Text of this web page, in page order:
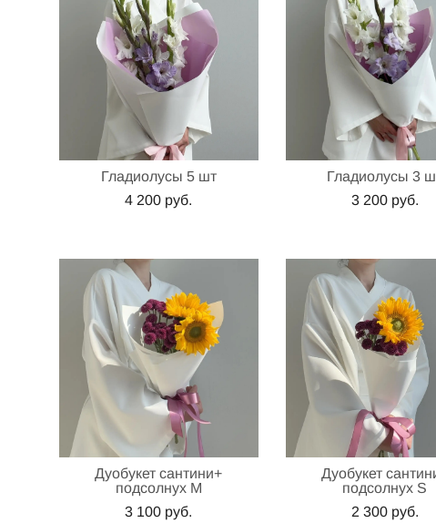
Гладиолусы 5 шт
4 200 pуб.
Гладиолусы 3
3 200 pуб.
Дуобукет сантини+
подсолнух М
3 100 pуб.
Дуобукет
подсолнух S
2 300 pуб.